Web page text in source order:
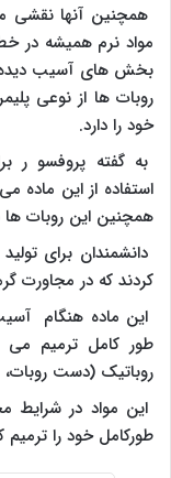
همچنین آنها نقشی
مواد نرم همیشه در
بخش های آسیب دیده
روبات ها از نوعی
خود را دارد.
به گفته پروفسو ر
استفاده از این
همچنین این روبات ها
دانشمندان برای
کردند که در مجاورت
این ماده هنگام
طور کامل ترمیم
روباتیک (دست
این مواد در
طورکامل خود را ترمیم